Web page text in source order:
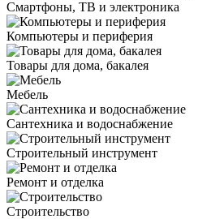
Смартфоны, ТВ и электроника
Компьютеры и периферия
Товары для дома, бакалея
Мебель
Сантехника и водоснабжение
Строительный инструмент
Ремонт и отделка
Строительство